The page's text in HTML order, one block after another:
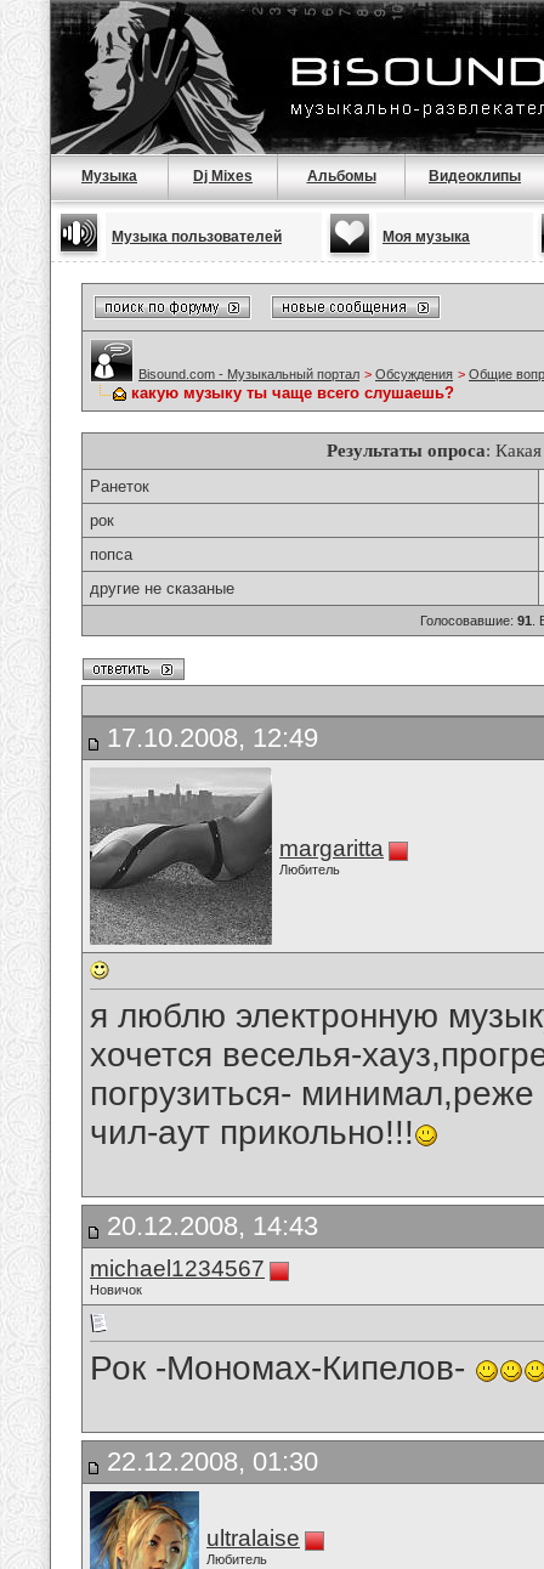
Музыка Dj Mixes Альбомы Видеоклипы
Музыка пользователей Моя музыка
Bisound.com - Музыкальный портал > Обсуждения > Общие
какую музыку ты чаще всего слушаешь?
Результаты опроса:
Ранеток
рок
попса
другие не сказаные
Голосовавшие: 91 .
17.10.2008, 12:49
margaritta
Любитель
я люблю электронную
хочется веселья-
погрузиться-
чил-аут прикольно!!!
20.12.2008, 14:43
michael1234567
Новичок
Рок -Мономах-Кипелов-
22.12.2008, 01:30
ultralaise
Любитель